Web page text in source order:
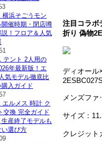
注目コラ
折り 偽物
ディオー
メンズフ
サイズ：
クレジット
横浜そごうモン
催時期・閉店噂
！フロア＆人気
テント 2人用の
年最新版！エ
気モデル徹底比
入ガイド
エルメス 時計 ク
交換 完全ガイド
生産終了モデルも
選び方